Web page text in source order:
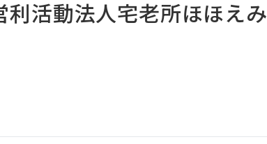
利活動法人宅老所ほほえみ